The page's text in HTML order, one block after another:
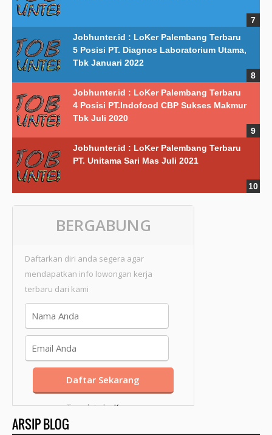
Jobhunter.id : LoKer Palembang Terbaru
5 Posisi PT. Diagnos Laboratorium Utama,
Tbk Januari 2022
Jobhunter.id : LoKer Palembang Terbaru
4 Posisi PT.Indofood CBP Sukses Makmur
Tbk Juli 2020
Jobhunter.id : LoKer Palembang Terbaru
PT. Unitama Sari Mas Juli 2021
BERGABUNG
Daftarkan diri anda segera agar
mendapatkan info lowongan kerja
terbaru dari kami
Template byKang
Mousir
ARSIP BLOG